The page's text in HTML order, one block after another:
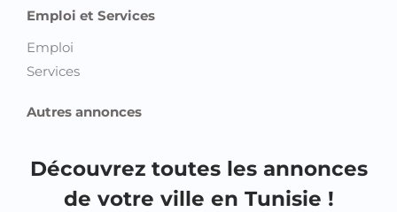
Emploi et Services
Emploi
Services
Autres annonces
Découvrez toutes les annonces
de votre ville en Tunisie !